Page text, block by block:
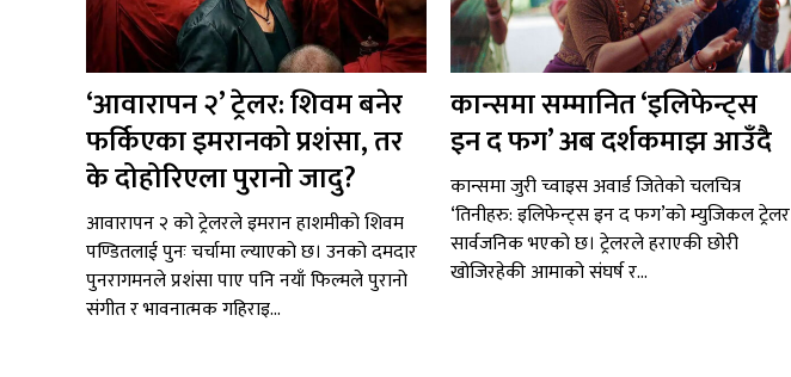
‘आवारापन २’ ट्रेलर: शिवम बनेर
फर्किएका इमरानको प्रशंसा, तर
के दोहोरिएला पुरानो जादु?
आवारापन २ को ट्रेलरले इमरान हाशमीको शिवम
पण्डितलाई पुनः चर्चामा ल्याएको छ। उनको दमदार
पुनरागमनले प्रशंसा पाए पनि नयाँ फिल्मले पुरानो
संगीत र भावनात्मक गहिराइ...
कान्समा सम्मानित ‘इलिफेन्ट्स
इन द फग’ अब दर्शकमाझ आउँदै
कान्समा जुरी च्वाइस अवार्ड जितेको चलचित्र
‘तिनीहरु: इलिफेन्ट्स इन द फग’को म्युजिकल ट्रेलर
सार्वजनिक भएको छ। ट्रेलरले हराएकी छोरी
खोजिरहेकी आमाको संघर्ष र...